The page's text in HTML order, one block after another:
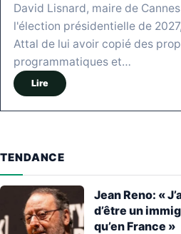
David Lisnard, maire de
l'élection présidentielle de
Attal de lui avoir copié des
programmatiques et…
Lire
TENDANCE
Jean Reno: «
d’être un
qu’en France »